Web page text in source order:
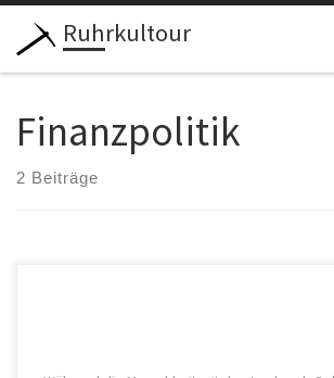
Zum Inhalt springen
Ruhrkultour
Finanzpolitik
2 Beiträge